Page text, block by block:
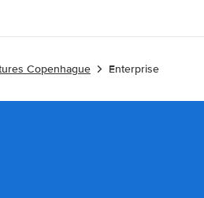
Copenhague Enterprise